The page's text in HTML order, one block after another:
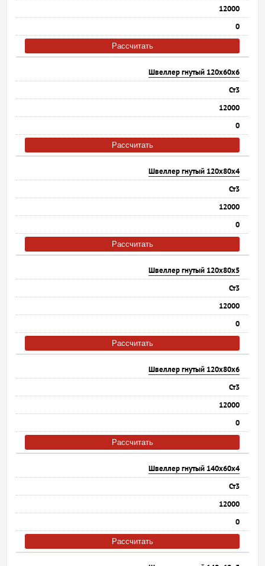
12000
0
Рассчитать
Швеллер гнутый 120х60х6
Ст3
12000
0
Рассчитать
Швеллер гнутый 120х80х4
Ст3
12000
0
Рассчитать
Швеллер гнутый 120х80х5
Ст3
12000
0
Рассчитать
Швеллер гнутый 120х80х6
Ст3
12000
0
Рассчитать
Швеллер гнутый 140х60х4
Ст3
12000
0
Рассчитать